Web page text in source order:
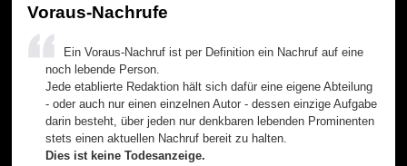
Voraus-Nachrufe
Ein Voraus-Nachruf ist per Definition ein Nachruf auf eine
noch lebende Person.
Jede etablierte Redaktion hält sich dafür eine eigene Abteilung
- oder auch nur einen einzelnen Autor - dessen einzige Aufgabe
darin besteht, über jeden nur denkbaren lebenden Prominenten
stets einen aktuellen Nachruf bereit zu halten.
Dies ist keine Todesanzeige.